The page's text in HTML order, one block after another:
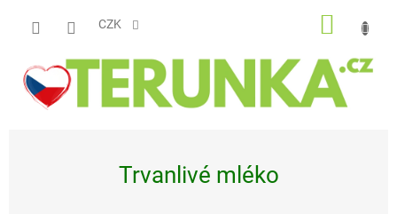
CZK
Trvanlivé mléko